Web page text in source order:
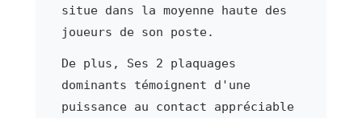
situe dans la moyenne haute des
joueurs de son poste.
De plus, Ses 2 plaquages
dominants témoignent d'une
puissance au contact appréciable